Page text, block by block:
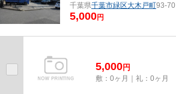
千葉県千葉市緑区大木戸町93-70
5,000円
5,000円
敷：0ヶ月｜礼：0ヶ月